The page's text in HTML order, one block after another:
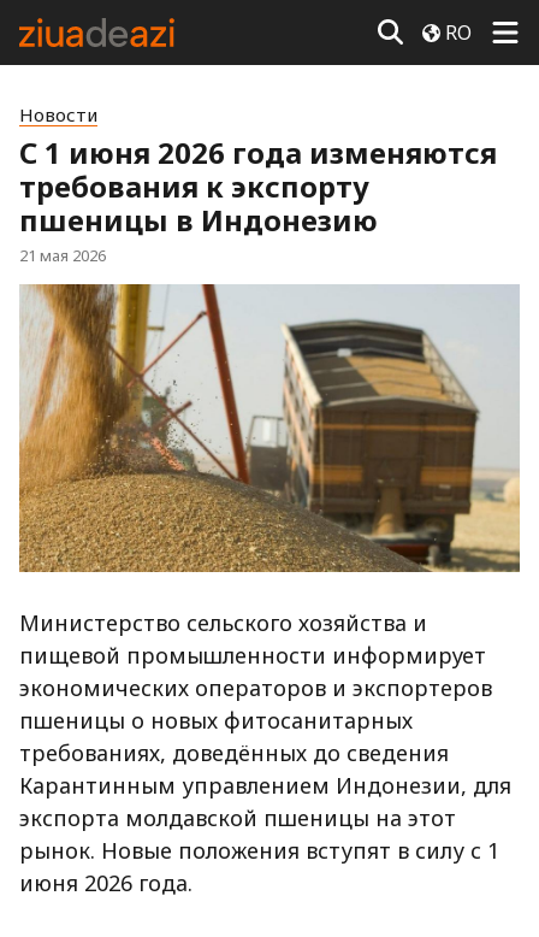
RO
Новости
С 1 июня 2026 года изменяются
требования к экспорту
пшеницы в Индонезию
21 мая 2026
Министерство сельского хозяйства и
пищевой промышленности информирует
экономических операторов и экспортеров
пшеницы о новых фитосанитарных
требованиях, доведённых до сведения
Карантинным управлением Индонезии, для
экспорта молдавской пшеницы на этот
рынок. Новые положения вступят в силу с 1
июня 2026 года.